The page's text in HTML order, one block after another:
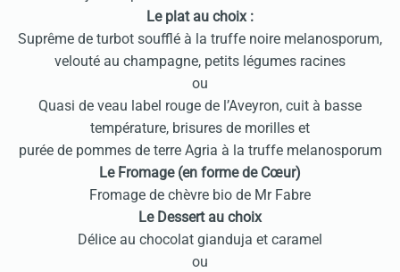
Le plat au choix :
Suprême de turbot soufflé à la truffe noire melanosporum,
velouté au champagne, petits légumes racines
ou
Quasi de veau label rouge de l’Aveyron, cuit à basse
température, brisures de morilles et
purée de pommes de terre Agria à la truffe melanosporum
Le Fromage (en forme de Cœur)
Fromage de chèvre bio de Mr Fabre
Le Dessert au choix
Délice au chocolat gianduja et caramel
ou